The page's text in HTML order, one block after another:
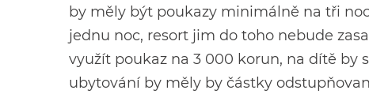
by měly být poukazy minimálně na tři
jednu noc, resort jim do toho nebude
využít poukaz na 3 000 korun, na dítě by
ubytování by měly by částky